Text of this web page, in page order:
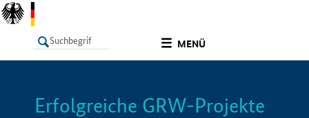
MENÜ
LISTE Info
Erfolgreiche GRW-Projekte